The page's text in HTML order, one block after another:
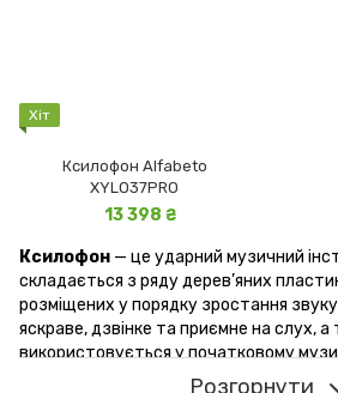
Хіт
Ксилофон Alfabeto
XYLO37PRO
13 398 ₴
Ксилофон — це ударний музичний
складається з ряду дерев’яних
розміщених у порядку зростання
яскраве, дзвінке та приємне на слух,
використовується у початковому
шкільних ансамблях або ж якРозгорнути